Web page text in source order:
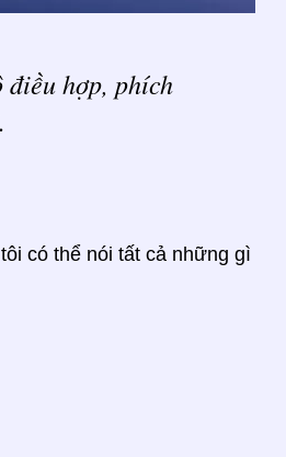
điều hợp, phích
có thể nói tất cả những gì